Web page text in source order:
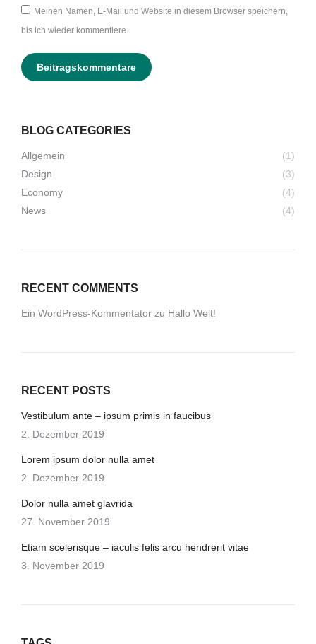
Meinen Namen, E-Mail und Website in diesem Browser speichern,
bis ich wieder kommentiere.
Beitragskommentare
BLOG CATEGORIES
Allgemein
(1)
Design
(3)
Economy
(4)
News
(4)
RECENT COMMENTS
Ein WordPress-Kommentator zu Hallo Welt!
RECENT POSTS
Vestibulum ante – ipsum primis in faucibus
2. Dezember 2019
Lorem ipsum dolor nulla amet
2. Dezember 2019
Dolor nulla amet glavrida
27. November 2019
Etiam scelerisque – iaculis felis arcu hendrerit vitae
3. November 2019